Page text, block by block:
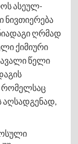
ასეულ-
ღრმად
ქიმიური
წელი
რომელსაც
აღსადგენად,